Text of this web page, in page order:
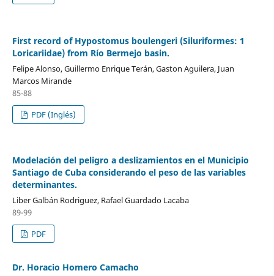
First record of Hypostomus boulengeri (Siluriformes: 1
Loricariidae) from Río Bermejo basin.
Felipe Alonso, Guillermo Enrique Terán, Gaston Aguilera, Juan
Marcos Mirande
85-88
PDF (Inglés)
Modelación del peligro a deslizamientos en el Municipio
Santiago de Cuba considerando el peso de las variables
determinantes.
Liber Galbán Rodriguez, Rafael Guardado Lacaba
89-99
PDF
Dr. Horacio Homero Camacho